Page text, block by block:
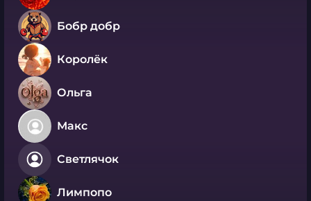
Бобр добр
Королёк
Ольга
Макс
Светлячок
Лимпопо